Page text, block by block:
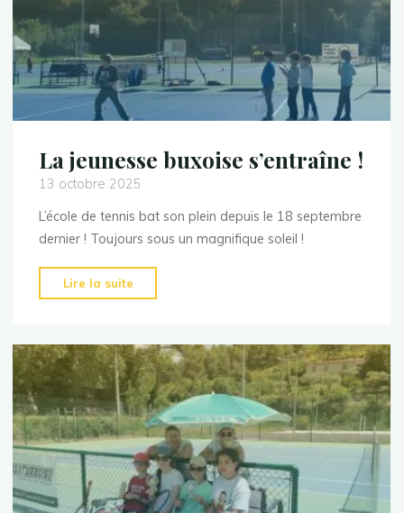
La jeunesse buxoise s’entraîne !
13 octobre 2025
L’école de tennis bat son plein depuis le 18 septembre
dernier ! Toujours sous un magnifique soleil !
Lire la suite
jeunesse
s’entraîne
!"